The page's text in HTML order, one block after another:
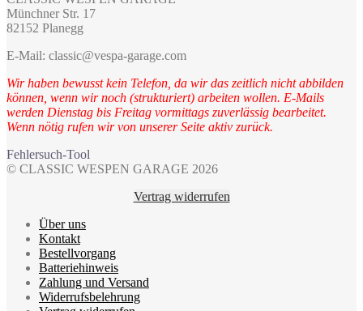
Münchner Str. 17
82152 Planegg
E-Mail: classic@vespa-garage.com
Wir haben bewusst kein Telefon, da wir das zeitlich nicht abbilden
können, wenn wir noch (strukturiert) arbeiten wollen. E-Mails
werden Dienstag bis Freitag vormittags zuverlässig bearbeitet.
Wenn nötig rufen wir von unserer Seite aktiv zurück.
Fehlersuch-Tool
© CLASSIC WESPEN GARAGE 2026
Vertrag widerrufen
Über uns
Kontakt
Bestellvorgang
Batteriehinweis
Zahlung und Versand
Widerrufsbelehrung